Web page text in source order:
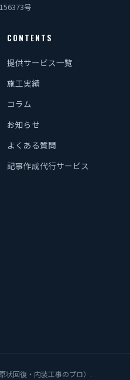
号
CONTENTS
提供サービス一覧
施工実績
コラム
お知らせ
よくある質問
記事作成代行サービス
状回復・内装工事のプロ）.